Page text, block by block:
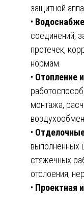
защитной
•
соединений,
протечек,
нормам.
• Отопление
монтажа,
•
выполненных
стяжечных
отслоения,
• Проектная